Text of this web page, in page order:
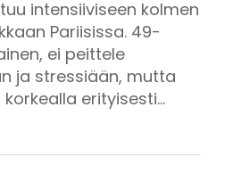
intensiiviseen kolmen
Pariisissa. 49-
ei peittele
ja stressiään, mutta
erityisesti...